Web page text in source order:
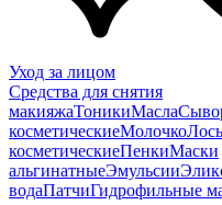
Уход за лицом
Средства для снятия
макияжаТоникиМасла
косметическиеМолочко
косметическиеПенкиМаски
альгинатныеЭмульсии
водаПатчиГидрофильные